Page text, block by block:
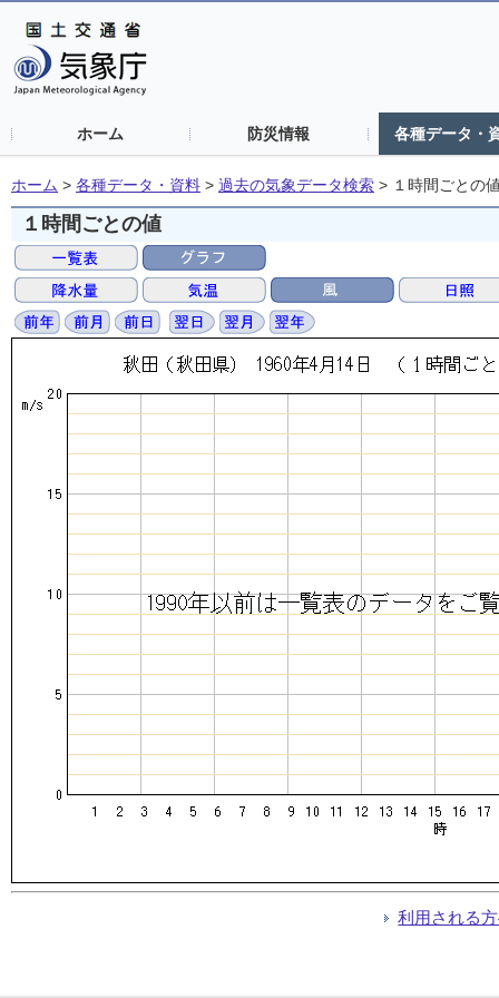
ホーム 防災情報 各種データ・
ホーム > 各種データ・資料 > 過去の気象データ検索 > １時間ごとの
１時間ごとの値
利用される